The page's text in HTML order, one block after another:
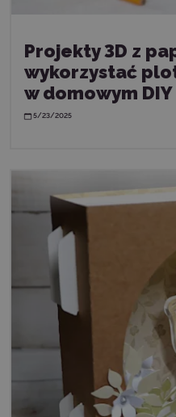
Projekty 3D z
wykorzystać
w domowym DIY
5/23/2025